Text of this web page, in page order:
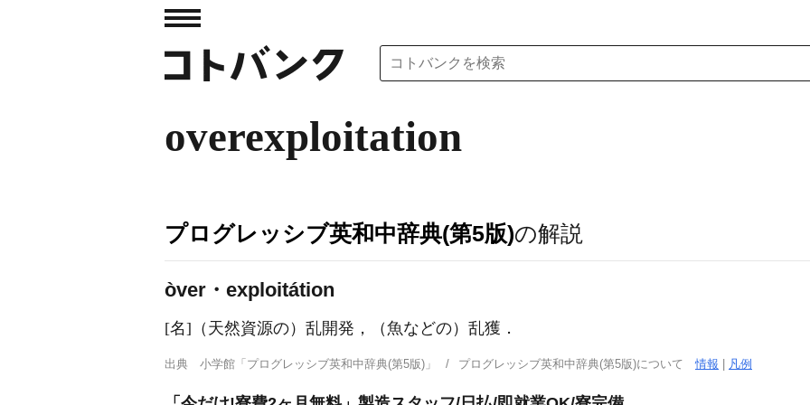
overexploitation
プログレッシブ英和中辞典(第5版)の解説
òver・exploitátion
[名] （天然資源の）乱開発，（魚などの）乱獲 ．
出典 小学館「プログレッシブ英和中辞典(第5版)」 プログレッシブ英和中辞典(第5版)について情報 凡例